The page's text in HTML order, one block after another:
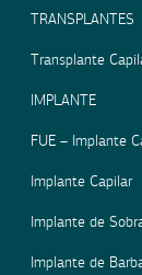
TRANSPLANTES
Transplante
IMPLANTE
FUE – Implante
Implante Capilar
Implante de
Implante de